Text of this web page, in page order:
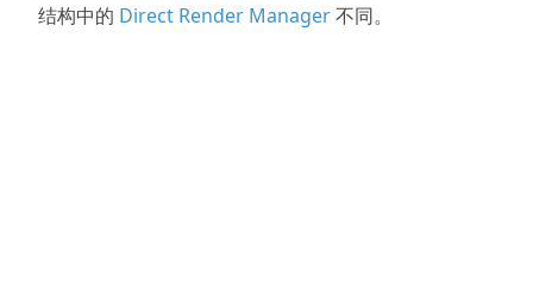
结构中的 Direct Render Manager不同。